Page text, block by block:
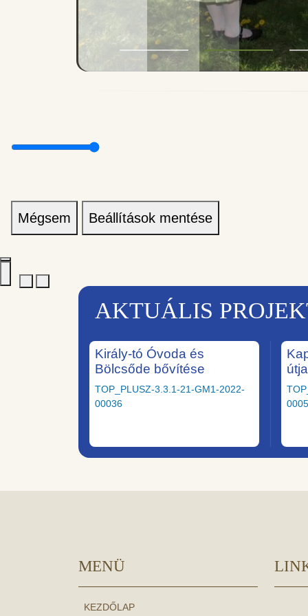
Mégsem Beállítások mentése
AKTUÁLIS
Király-tó Óvoda és
Bölcsőde bővítése
TOP_PLUSZ-3.3.1-21-GM1-2022-
00036
MENÜ
KEZDŐLAP